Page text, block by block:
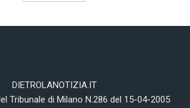
DIETROLANOTIZIA.IT
Tribunale di Milano N.286 del 15-04-2005